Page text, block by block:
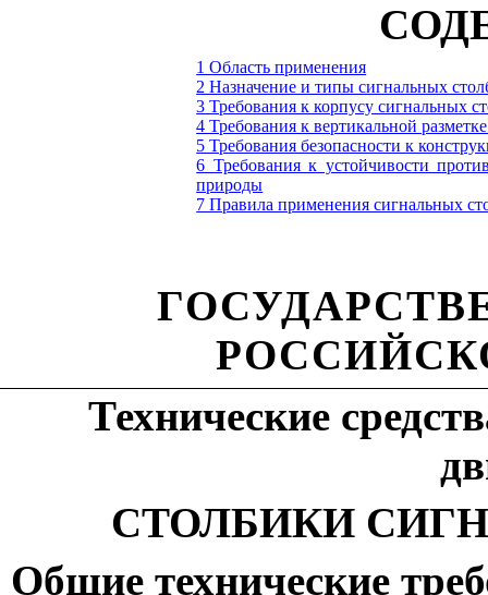
1 Область применения
2 Назначение и типы сигнальных
3 Требования к корпусу сигнальных
4 Требования к вертикальной
5 Требования безопасности к
6 Требования к устойчивости
природы
7 Правила применения сигнальных
Технические
СТОЛБИКИ
Общие технические